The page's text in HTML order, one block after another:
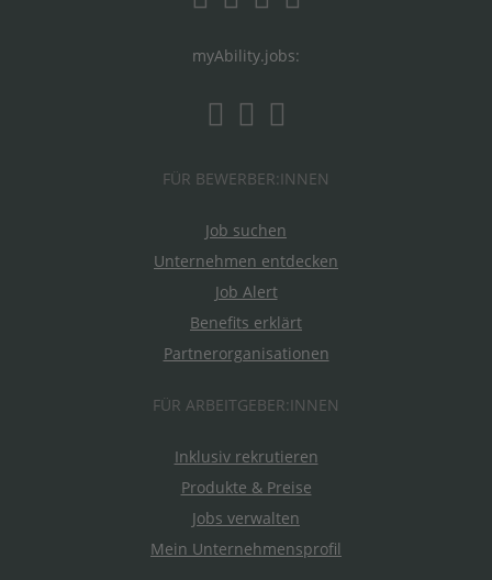
myAbility.jobs:
FÜR BEWERBER:INNEN
Job suchen
Unternehmen entdecken
Job Alert
Benefits erklärt
Partnerorganisationen
FÜR ARBEITGEBER:INNEN
Inklusiv rekrutieren
Produkte & Preise
Jobs verwalten
Mein Unternehmensprofil